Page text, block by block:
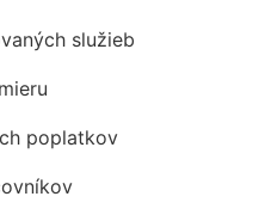
služieb
poplatkov